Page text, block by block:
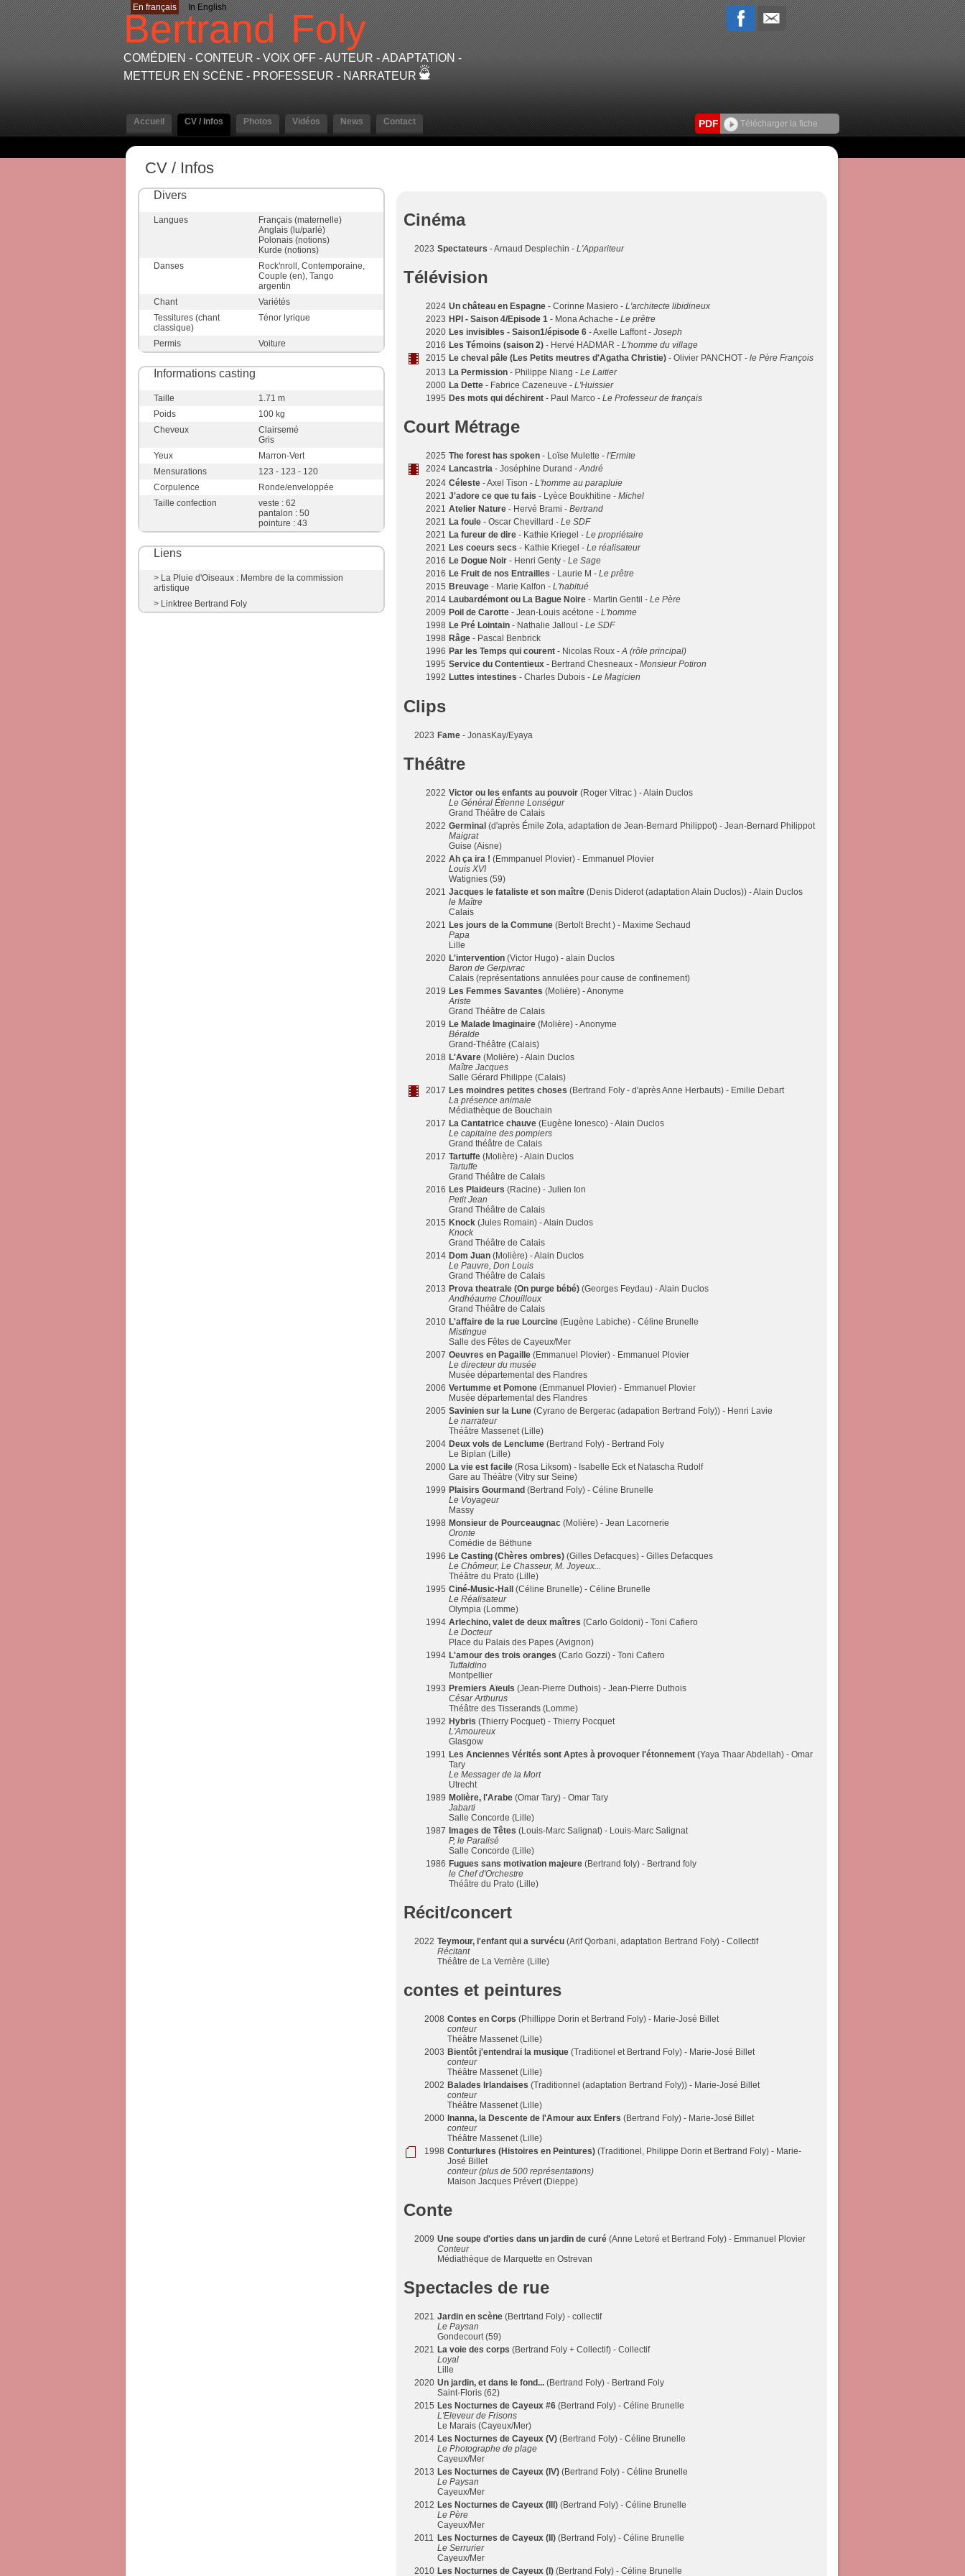
En français In English
Bertrand Foly
COMÉDIEN - CONTEUR - VOIX OFF - AUTEUR - ADAPTATION -
METTEUR EN SCÈNE - PROFESSEUR - NARRATEUR
Accueil CV / Infos Photos Vidéos News Contact PDF Télécharger la fiche
CV / Infos
Divers
Langues
Français (maternelle)
Anglais (lu/parlé)
Polonais (notions)
Kurde (notions)
Danses
Rock'nroll, Contemporaine,
Couple (en), Tango
argentin
Chant
Variétés
Tessitures (chant
classique)
Ténor lyrique
Permis Voiture
Informations casting
Taille
1.71 m
Poids
100 kg
Cheveux
Clairsemé
Gris
Yeux
Marron-Vert
Mensurations
123 - 123 - 120
Corpulence
Ronde/enveloppée
Taille confection
veste : 62
pantalon : 50
pointure : 43
Liens
> La Pluie d'Oiseaux : Membre de la commission
artistique
> Linktree Bertrand Foly
Cinéma
2023 Spectateurs - Arnaud Desplechin - L'Appariteur
Télévision
2024 Un château en Espagne - Corinne Masiero - L'architecte libidineux
2023 HPI - Saison 4/Episode 1 - Mona Achache - Le prêtre
2020 Les invisibles - Saison1/épisode 6 - Axelle Laffont - Joseph
2016 Les Témoins (saison 2) - Hervé HADMAR - L'homme du village
2015 Le cheval pâle (Les Petits meutres d'Agatha Christie) - Olivier PANCHOT - le Père François
2013 La Permission - Philippe Niang - Le Laitier
2000 La Dette - Fabrice Cazeneuve - L'Huissier
1995 Des mots qui déchirent - Paul Marco - Le Professeur de français
Court Métrage
2025 The forest has spoken - Loïse Mulette - l'Ermite
2024 Lancastria - Joséphine Durand -André
2024 Céleste - Axel Tison - L'homme au parapluie
2021 J'adore ce que tu fais - Lyèce Boukhitine - Michel
2021 Atelier Nature - Hervé Brami - Bertrand
2021 La foule - Oscar Chevillard - Le SDF
2021 La fureur de dire - Kathie Kriegel - Le propriétaire
2021 Les coeurs secs - Kathie Kriegel - Le réalisateur
2016 Le Dogue Noir - Henri Genty - Le Sage
2016 Le Fruit de nos Entrailles - Laurie M - Le prêtre
2015 Breuvage - Marie Kalfon - L'habitué
2014 Laubardémont ou La Bague Noire - Martin Gentil - Le Père
2009 Poil de Carotte - Jean-Louis acétone - L'homme
1998 Le Pré Lointain - Nathalie Jalloul - Le SDF
1998 Râge - Pascal Benbrick
1996 Par les Temps qui courent - Nicolas Roux -A (rôle principal)
1995 Service du Contentieux - Bertrand Chesneaux - Monsieur Potiron
1992 Luttes intestines - Charles Dubois - Le Magicien
Clips
2023 Fame - JonasKay/Eyaya
Théâtre
2022 Victor ou les enfants au pouvoir (Roger Vitrac ) - Alain Duclos
Le Général Étienne Lonségur
Grand Théâtre de Calais
2022 Germinal (d'après Émile Zola, adaptation de Jean-Bernard Philippot) - Jean-Bernard Philippot
Maigrat
Guise (Aisne)
2022 Ah ça ira ! (Emmpanuel Plovier) - Emmanuel Plovier
Louis XVI
Watignies (59)
2021 Jacques le fataliste et son maître (Denis Diderot (adaptation Alain Duclos)) - Alain Duclos
le Maître
Calais
2021 Les jours de la Commune (Bertolt Brecht ) - Maxime Sechaud
Papa
Lille
2020 L'intervention (Victor Hugo) - alain Duclos
Baron de Gerpivrac
Calais (représentations annulées pour cause de confinement)
2019 Les Femmes Savantes (Molière) - Anonyme
Ariste
Grand Théâtre de Calais
2019 Le Malade Imaginaire (Molière) - Anonyme
Béralde
Grand-Théâtre (Calais)
2018 L'Avare (Molière) - Alain Duclos
Maître Jacques
Salle Gérard Philippe (Calais)
2017 Les moindres petites choses (Bertrand Foly - d'après Anne Herbauts) - Emilie Debart
La présence animale
Médiathèque de Bouchain
2017 La Cantatrice chauve (Eugène Ionesco) - Alain Duclos
Le capitaine des pompiers
Grand théâtre de Calais
2017 Tartuffe (Molière) - Alain Duclos
Tartuffe
Grand Théâtre de Calais
2016 Les Plaideurs (Racine) - Julien Ion
Petit Jean
Grand Théâtre de Calais
2015 Knock (Jules Romain) - Alain Duclos
Knock
Grand Théâtre de Calais
2014 Dom Juan (Molière) - Alain Duclos
Le Pauvre, Don Louis
Grand Théâtre de Calais
2013 Prova theatrale (On purge bébé) (Georges Feydau) - Alain Duclos
Andhéaume Chouilloux
Grand Théâtre de Calais
2010 L'affaire de la rue Lourcine (Eugène Labiche) - Céline Brunelle
Mistingue
Salle des Fêtes de Cayeux/Mer
2007 Oeuvres en Pagaille (Emmanuel Plovier) - Emmanuel Plovier
Le directeur du musée
Musée départemental des Flandres
2006 Vertumme et Pomone (Emmanuel Plovier) - Emmanuel Plovier
Musée départemental des Flandres
2005 Savinien sur la Lune (Cyrano de Bergerac (adapation Bertrand Foly)) - Henri Lavie
Le narrateur
Théâtre Massenet (Lille)
2004 Deux vols de Lenclume (Bertrand Foly) - Bertrand Foly
Le Biplan (Lille)
2000 La vie est facile (Rosa Liksom) - Isabelle Eck et Natascha Rudolf
Gare au Théâtre (Vitry sur Seine)
1999 Plaisirs Gourmand (Bertrand Foly) - Céline Brunelle
Le Voyageur
Massy
1998 Monsieur de Pourceaugnac (Molière) - Jean Lacornerie
Oronte
Comédie de Béthune
1996 Le Casting (Chères ombres) (Gilles Defacques) - Gilles Defacques
Le Chômeur, Le Chasseur, M. Joyeux...
Théâtre du Prato (Lille)
1995 Ciné-Music-Hall (Céline Brunelle) - Céline Brunelle
Le Réalisateur
Olympia (Lomme)
1994 Arlechino, valet de deux maîtres (Carlo Goldoni) - Toni Cafiero
Le Docteur
Place du Palais des Papes (Avignon)
1994 L'amour des trois oranges (Carlo Gozzi) - Toni Cafiero
Tuffaldino
Montpellier
1993 Premiers Aïeuls (Jean-Pierre Duthois) - Jean-Pierre Duthois
César Arthurus
Théâtre des Tisserands (Lomme)
1992 Hybris (Thierry Pocquet) - Thierry Pocquet
L'Amoureux
Glasgow
1991 Les Anciennes Vérités sont Aptes à provoquer l'étonnement (Yaya Thaar Abdellah) - Omar
Tary
Le Messager de la Mort
Utrecht
1989 Molière, l'Arabe (Omar Tary) - Omar Tary
Jabarti
Salle Concorde (Lille)
1987 Images de Têtes (Louis-Marc Salignat) - Louis-Marc Salignat
P, le Paralisé
Salle Concorde (Lille)
1986 Fugues sans motivation majeure (Bertrand foly) - Bertrand foly
le Chef d'Orchestre
Théâtre du Prato (Lille)
Récit/concert
2022 Teymour, l'enfant qui a survécu (Arif Qorbani, adaptation Bertrand Foly) - Collectif
Récitant
Théâtre de La Verrière (Lille)
contes et peintures
2008 Contes en Corps (Phillippe Dorin et Bertrand Foly) - Marie-José Billet
conteur
Théâtre Massenet (Lille)
2003 Bientôt j'entendrai la musique (Traditionel et Bertrand Foly) - Marie-José Billet
conteur
Théâtre Massenet (Lille)
2002 Balades Irlandaises (Traditionnel (adaptation Bertrand Foly)) - Marie-José Billet
conteur
Théâtre Massenet (Lille)
2000 Inanna, la Descente de l'Amour aux Enfers (Bertrand Foly) - Marie-José Billet
conteur
Théâtre Massenet (Lille)
1998 Conturlures (Histoires en Peintures) (Traditionel, Philippe Dorin et Bertrand Foly) - Marie-
José Billet
conteur (plus de 500 représentations)
Maison Jacques Prévert (Dieppe)
Conte
2009 Une soupe d'orties dans un jardin de curé (Anne Letoré et Bertrand Foly) - Emmanuel Plovier
Conteur
Médiathèque de Marquette en Ostrevan
Spectacles de rue
2021 Jardin en scène (Bertrtand Foly) - collectif
Le Paysan
Gondecourt (59)
2021 La voie des corps (Bertrand Foly + Collectif) - Collectif
Loyal
Lille
2020 Un jardin, et dans le fond... (Bertrand Foly) - Bertrand Foly
Saint-Floris (62)
2015 Les Nocturnes de Cayeux #6 (Bertrand Foly) - Céline Brunelle
L'Eleveur de Frisons
Le Marais (Cayeux/Mer)
2014 Les Nocturnes de Cayeux (V) (Bertrand Foly) - Céline Brunelle
Le Photographe de plage
Cayeux/Mer
2013 Les Nocturnes de Cayeux (IV) (Bertrand Foly) - Céline Brunelle
Le Paysan
Cayeux/Mer
2012 Les Nocturnes de Cayeux (III) (Bertrand Foly) - Céline Brunelle
Le Père
Cayeux/Mer
2011 Les Nocturnes de Cayeux (II) (Bertrand Foly) - Céline Brunelle
Le Serrurier
Cayeux/Mer
2010 Les Nocturnes de Cayeux (I) (Bertrand Foly) - Céline Brunelle